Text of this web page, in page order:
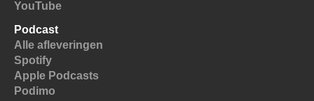
YouTube
Podcast
Alle afleveringen
Spotify
Apple Podcasts
Podimo